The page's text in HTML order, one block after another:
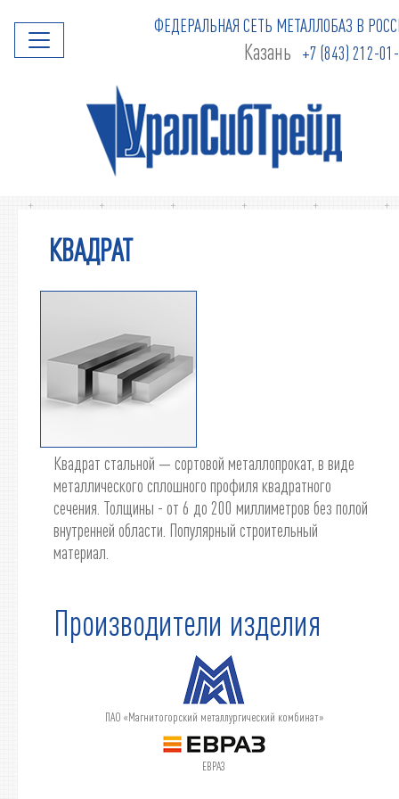
ФЕДЕРАЛЬНАЯ СЕТЬ МЕТАЛЛОБАЗ В
Казань +7 (843) 212-
КВАДРАТ
Квадрат стальной — сортовой металлопрокат, в виде
металлического сплошного профиля квадратного
сечения. Толщины - от 6 до 200 миллиметров без полой
внутренней области. Популярный строительный
материал.
Производители изделия
ПАО «Магнитогорский металлургический комбинат»
ЕВРАЗ